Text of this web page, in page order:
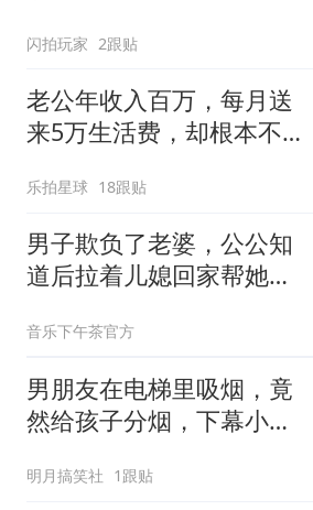
闪拍玩家 2跟贴
老公年收入百万，每月送
来5万生活费，却根本不
乐拍星球 18跟贴
男子欺负了老婆，公公知
道后拉着儿媳回家帮她撑
音乐下午茶官方
男朋友在电梯里吸烟，竟
然给孩子分烟，下幕小脑
明月搞笑社 1跟贴